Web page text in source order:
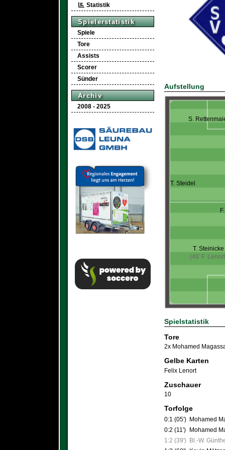
Statistik
Spielerstatistik
Spiele
Tore
Assists
Scorer
Sünder
Archiv
2008 - 2025
Aufstellung
S.
T. Steidel
T. Steinicke
(46' F.
Spielstatistik
Tore
2x Mohamed
Gelbe Karten
Felix Lenort
Zuschauer
10
Torfolge
0:1 (05') Mohamed
0:2 (11') Mohamed
1:2 (39') Bl.-W.